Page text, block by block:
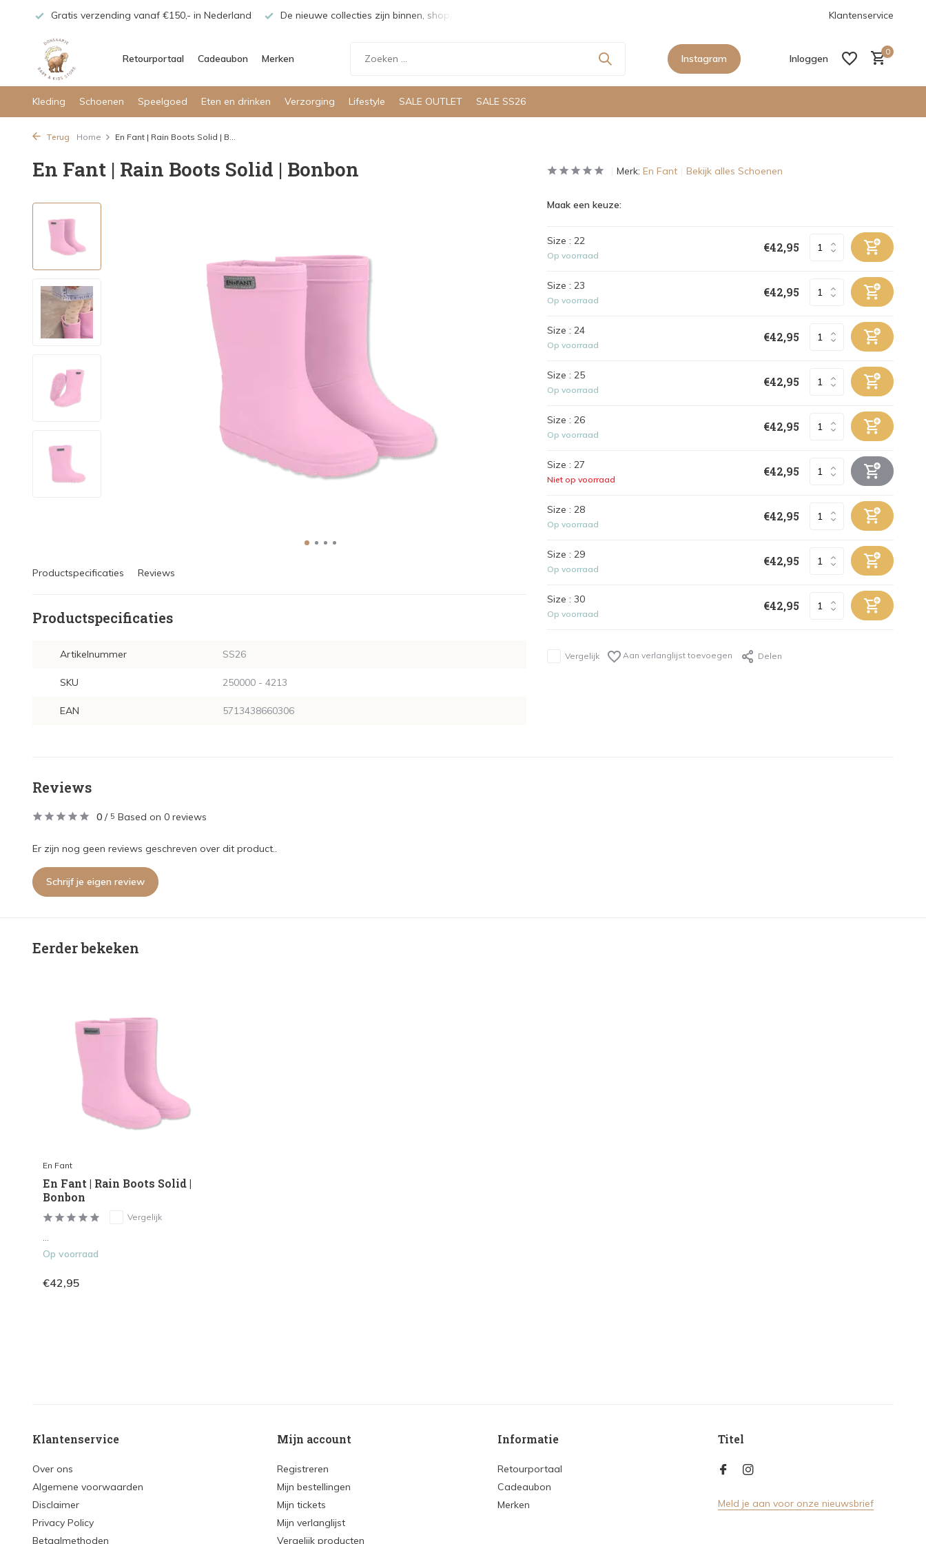
Gratis verzending vanaf €150,- in Nederland De nieuwe collecties zijn binnen, shoppen maar! De nieuwe collecties zijn binnen,
Klantenservice
Retourportaal Cadeaubon Merken Instagram Inloggen
0
Kleding Schoenen Speelgoed Eten en drinken Verzorging Lifestyle SALE OUTLET SALE SS26
Terug Home En Fant | Rain Boots Solid | B...
En Fant | Rain Boots Solid | Bonbon
Productspecificaties Reviews
Productspecificaties
Artikelnummer SS26
SKU 250000 - 4213
EAN 5713438660306
Merk: En Fant Bekijk alles Schoenen
Maak een keuze:
Size : 22
Op voorraad
€42,95
Size : 23
Op voorraad
€42,95
Size : 24
Op voorraad
€42,95
Size : 25
Op voorraad
€42,95
Size : 26
Op voorraad
€42,95
Size : 27
Niet op voorraad
€42,95
Size : 28
Op voorraad
€42,95
Size : 29
Op voorraad
€42,95
Size : 30
Op voorraad
€42,95
Vergelijk Aan verlanglijst toevoegen Delen
Reviews
0 / 5 Based on 0 reviews
Er zijn nog geen reviews geschreven over dit product..
Schrijf je eigen review
Eerder bekeken
En Fant
En Fant | Rain Boots Solid |
Bonbon
Vergelijk
Op voorraad
€42,95
Klantenservice
Over ons
Algemene voorwaarden
Disclaimer
Privacy Policy
Betaalmethoden
Mijn account
Registreren
Mijn bestellingen
Mijn tickets
Mijn verlanglijst
Vergelijk producten
Informatie
Retourportaal
Cadeaubon
Merken
Titel
Meld je aan voor onze nieuwsbrief